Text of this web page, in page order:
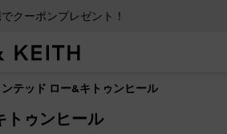
クーポンプレゼント！
クーポンプレゼント！
クーポンプレゼント！
テッド ロー&キトゥンヒール
トゥンヒール